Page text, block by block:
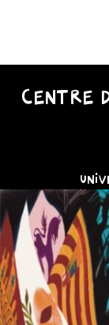
CENTRE